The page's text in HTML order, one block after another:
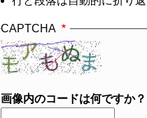
CAPTCHA
画像内のコードは何ですか？